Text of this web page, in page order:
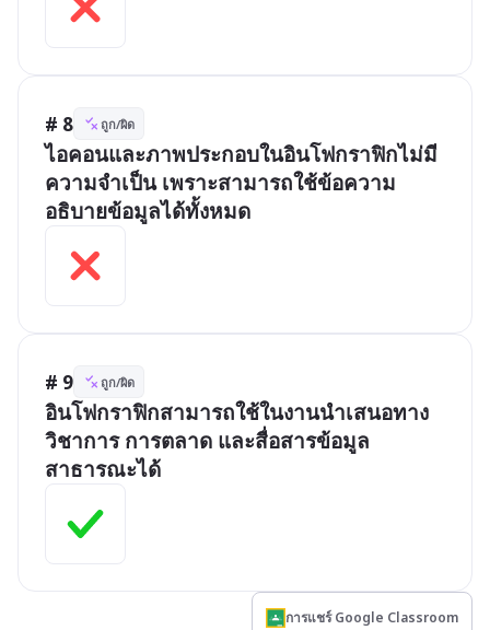
# 8 ถูก/ผิด
ไอคอนและภาพประกอบในอินโฟกราฟิกไม่มี
ความจำเป็น เพราะสามารถใช้ข้อความ
อธิบายข้อมูลได้ทั้งหมด
# 9 ถูก/ผิด
อินโฟกราฟิกสามารถใช้ในงานนำเสนอทาง
วิชาการ การตลาด และสื่อสารข้อมูล
สาธารณะได้
การแชร์ Google Classroom